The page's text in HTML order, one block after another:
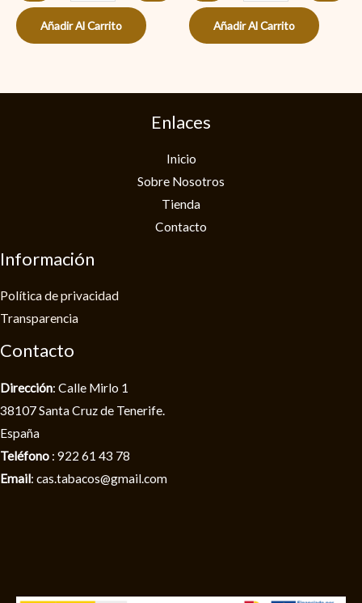
Añadir Al Carrito Añadir Al Carrito
Enlaces
Inicio
Sobre Nosotros
Tienda
Contacto
Información
Política de privacidad​
Transparencia
Contacto
Dirección: Calle Mirlo 1
38107 Santa Cruz de Tenerife.
España
Teléfono : 922 61 43 78
Email: cas.tabacos@gmail.com